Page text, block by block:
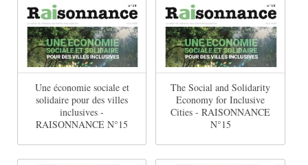
Une économie sociale et
solidaire pour des villes
inclusives -
RAISONNANCE N°15
The Social and Solidarity
Economy for Inclusive
Cities - RAISONNANCE
N°15